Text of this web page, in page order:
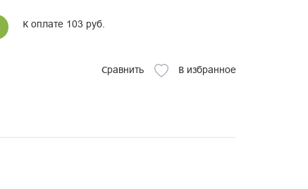
К оплате 103 руб.
Сравнить В избранное